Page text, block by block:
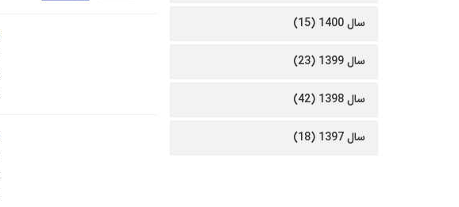
سال 1400 (15)
سال 1399 (23)
سال 1398 (42)
سال 1397 (18)